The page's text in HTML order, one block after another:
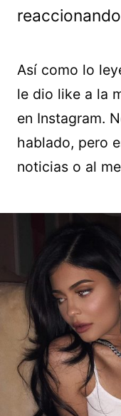
Así como lo
le dio like a la
en Instagram.
hablado, pero
noticias o al